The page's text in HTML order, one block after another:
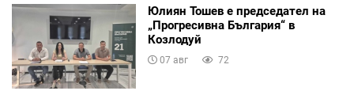
Юлиян Тошев е председател на
„Прогресивна България“ в
Козлодуй
07 авг 72